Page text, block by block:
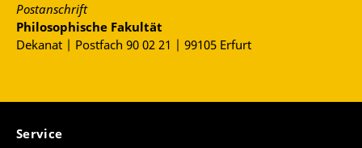
Postanschrift
Philosophische Fakultät
Dekanat | Postfach 90 02 21 | 99105 Erfurt
Service